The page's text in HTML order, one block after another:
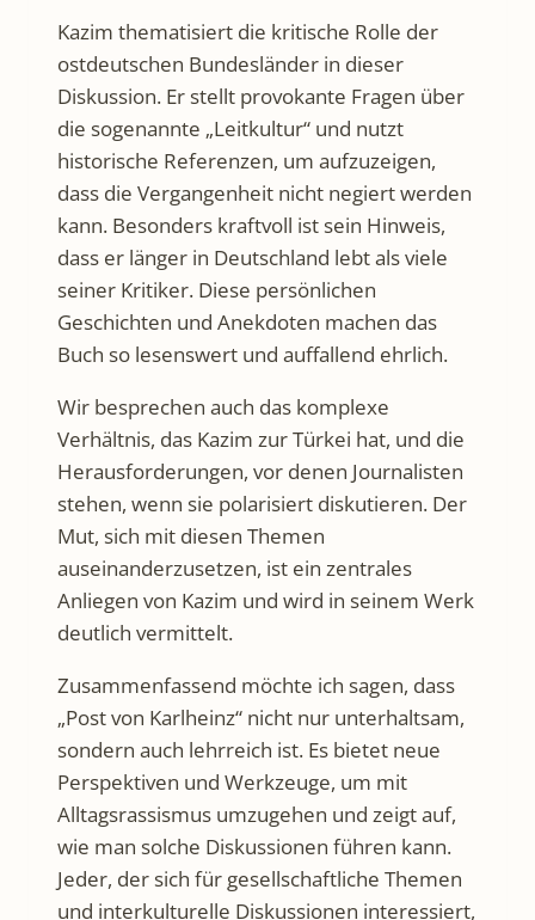
Kazim thematisiert die kritische Rolle der
ostdeutschen Bundesländer in dieser
Diskussion. Er stellt provokante Fragen über
die sogenannte „Leitkultur“ und nutzt
historische Referenzen, um aufzuzeigen,
dass die Vergangenheit nicht negiert werden
kann. Besonders kraftvoll ist sein Hinweis,
dass er länger in Deutschland lebt als viele
seiner Kritiker. Diese persönlichen
Geschichten und Anekdoten machen das
Buch so lesenswert und auffallend ehrlich.
Wir besprechen auch das komplexe
Verhältnis, das Kazim zur Türkei hat, und die
Herausforderungen, vor denen Journalisten
stehen, wenn sie polarisiert diskutieren. Der
Mut, sich mit diesen Themen
auseinanderzusetzen, ist ein zentrales
Anliegen von Kazim und wird in seinem Werk
deutlich vermittelt.
Zusammenfassend möchte ich sagen, dass
„Post von Karlheinz“ nicht nur unterhaltsam,
sondern auch lehrreich ist. Es bietet neue
Perspektiven und Werkzeuge, um mit
Alltagsrassismus umzugehen und zeigt auf,
wie man solche Diskussionen führen kann.
Jeder, der sich für gesellschaftliche Themen
und interkulturelle Diskussionen interessiert,